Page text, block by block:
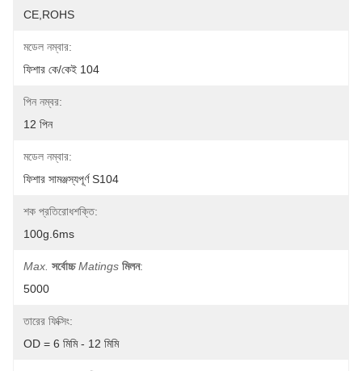
CE,ROHS
মডেল নম্বার:
ফিশার কে/কেই 104
পিন নম্বর:
12 পিন
মডেল নম্বার:
ফিশার সামঞ্জস্যপূর্ণ S104
শক প্রতিরোধশক্তি:
100g.6ms
Max. সর্বোচ্চ Matings মিলন:
5000
তারের ফিক্সিং:
OD = 6 মিমি - 12 মিমি